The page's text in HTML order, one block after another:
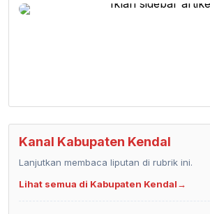
Kanal Kabupaten Kendal
Lanjutkan membaca liputan di rubrik ini.
Lihat semua di Kabupaten Kendal→